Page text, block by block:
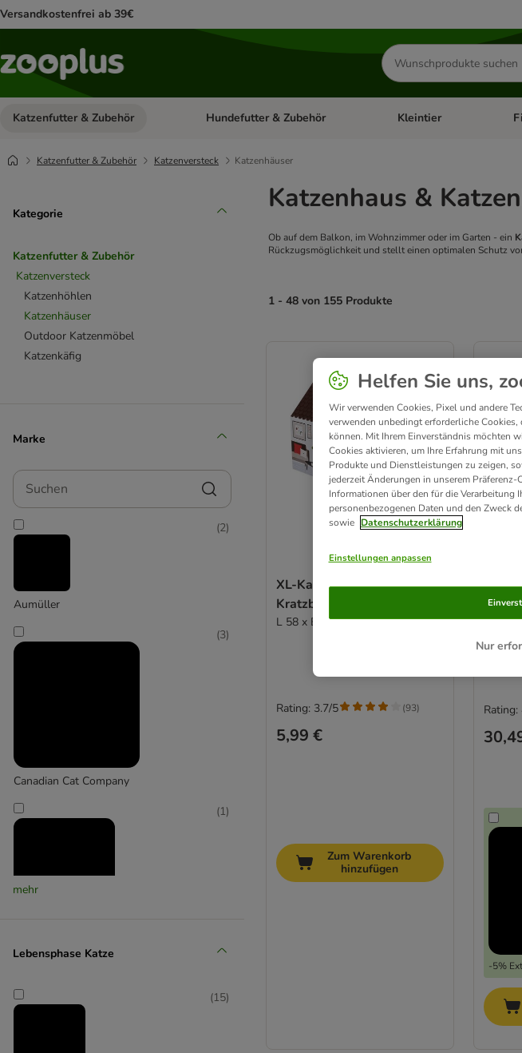
Versandkostenfrei ab 39€
Produkte
suchen
Katzenfutter & Zubehör Kategorie-Menü öffnen: Katzenfutter & Zubehör
Hundefutter & Zubehör Kategorie-Menü öffnen:
Kleintier
Katzenfutter & Zubehör Katzenversteck Katzenhäuser
Kategorie
Katzenfutter & Zubehör
Katzenversteck
Katzenhöhlen
Katzenhäuser
Outdoor Katzenmöbel
Katzenkäfig
Marke
Suchen
Aumüller
(2)
Canadian Cat Company
(3)
(1)
mehr
Lebensphase Katze
(15)
Katzenhaus &
Ob auf dem Balkon, im Wohnzimmer oder im Garten - ein
Rückzugsmöglichkeit und stellt einen optimalen Schutz
1 - 48 von 155 Produkte
XL-Katzenhaus Home inkl.
Kratzbrett - Winter
L 58 x B 36 x H 41 cm
5,99 €
Rating: 3.7/5 (93)
Zum Warenkorb
hinzufügen
Höhle,
-5%
Rating:
Helfen Sie uns,
Wir verwenden Cookies, Pixel und andere
verwenden unbedingt erforderliche
können. Mit Ihrem Einverständnis möchten
Cookies aktivieren, um Ihre Erfahrung mit
Produkte und Dienstleistungen zu zeigen,
jederzeit Änderungen in unserem
Informationen über den für die Verarbeitung
personenbezogenen Daten und den Zweck
sowie Datenschutzerklärung
Einstellungen anpassen
Nur